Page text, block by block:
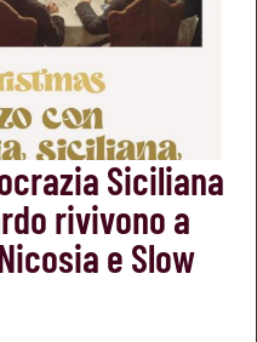
Siciliana
rivivono a
e Slow